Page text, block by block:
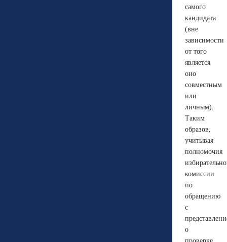
самого
кандидата
(вне
зависимости
от того
является
оно
совместным
или
личным).
Таким
образов,
учитывая
полномочия
комиссии
по
обращению
с
о